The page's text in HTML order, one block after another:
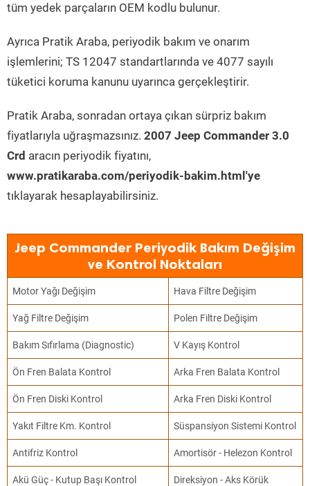
tüm yedek parçaların OEM kodlu bulunur.
Ayrıca Pratik Araba, periyodik bakım ve onarım
işlemlerini; TS 12047 standartlarında ve 4077 sayılı
tüketici koruma kanunu uyarınca gerçekleştirir.
Pratik Araba, sonradan ortaya çıkan sürpriz bakım
fiyatlarıyla uğraşmazsınız. 2007 Jeep Commander 3.0
Crd aracın periyodik fiyatını,
www.pratikaraba.com/periyodik-bakim.html'ye
tıklayarak hesaplayabilirsiniz.
Jeep Commander Periyodik Bakım Değişim
ve Kontrol Noktaları
Motor Yağı Değişim Hava Filtre Değişim
Yağ Filtre Değişim Polen Filtre Değişim
Bakım Sıfırlama (Diagnostic) V Kayış Kontrol
Ön Fren Balata Kontrol Arka Fren Balata Kontrol
Ön Fren Diski Kontrol Arka Fren Diski Kontrol
Yakıt Filtre Km. Kontrol Süspansiyon Sistemi Kontrol
Antifriz Kontrol Amortisör - Helezon Kontrol
Akü Güç - Kutup Başı Kontrol
Direksiyon - Aks Körük